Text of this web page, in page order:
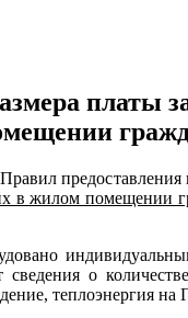
платы
жилом помещении
сведения о
теплоэнергия на